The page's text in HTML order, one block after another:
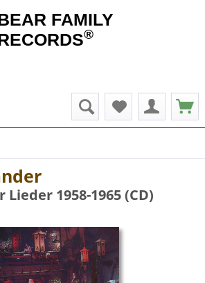
FAMILY
®
1958-1965 (CD)